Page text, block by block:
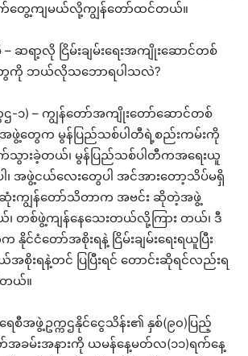
လက်တွေ့ကျမယ်လို့ကျွန်တော်ထင်တယ်။
ဆရာ့လို ငြိမ်းချမ်းရေးအကျိုးဆောင်တစ်
ေကို ဘယ်လိုသဘောရပါသလဲ?
ဌ-၁) – ကျွန်တော်အကျိုးတော်ဆောင်တစ်
ဖွဲ့တွေက မွန်ပြည်သစ်ပါတီရဲ့စည်းကမ်းကို
က်သွားခဲ့တယ်၊ မွန်ပြည်သစ်ပါတီကအရေးယူ
အဖွဲ့ငယ်လေးတွေပါ အင်အားတော့သိပ်မရှိ
ဆုံးကျွန်တော်သိတာက အဗင်း ဆိုတဲ့အဖွဲ့
တစ်ဖွဲ့ကျန်နေသေးတယ်လို့ကြား တယ်၊ ဒီ
င်ငံတော်အစိုးရနဲ့ ငြိမ်းချမ်းရေးရယူပြီး
စိုးရနဲ့တင် ပြပြီးရင် တောင်းဆိုရင်လည်းရ
တယ်။
ေစီအဖွဲ့ဥက္ကဌနိုင်ငွေသိန်း၏ နှစ်(၉၀)ပြည့်
ခမ်းအနားကို ယမန်နေ့မတ်လ(၁၁)ရက်နေ့